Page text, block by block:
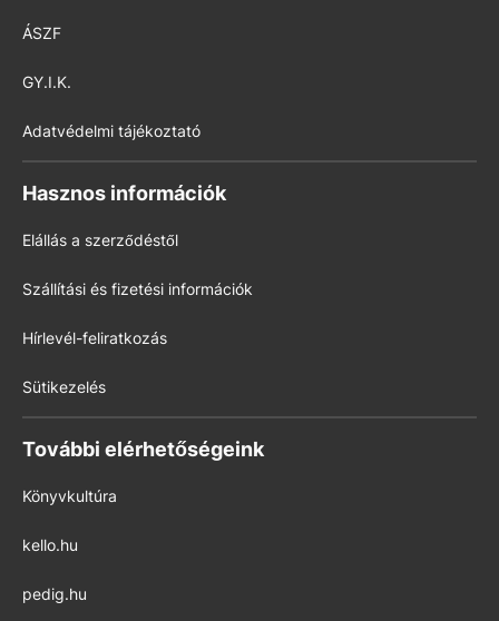
ÁSZF
GY.I.K.
Adatvédelmi tájékoztató
Hasznos információk
Elállás a szerződéstől
Szállítási és fizetési információk
Hírlevél-feliratkozás
Sütikezelés
További elérhetőségeink
Könyvkultúra
kello.hu
pedig.hu